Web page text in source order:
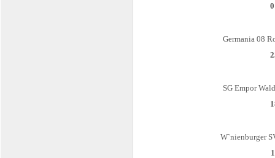
Germania 08
SG Empor
W`nienburger